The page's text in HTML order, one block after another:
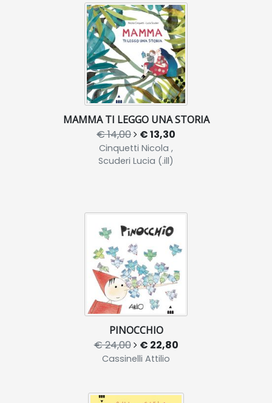
MAMMA TI LEGGO UNA STORIA
€ 14,00 € 13,30
Cinquetti Nicola ,
Scuderi Lucia (.ill)
PINOCCHIO
€ 24,00 € 22,80
Cassinelli Attilio